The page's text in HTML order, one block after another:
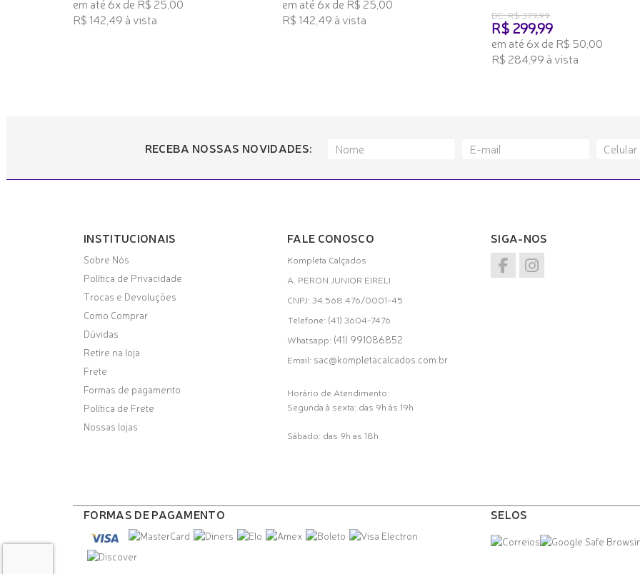
em até 6x de R$ 25,00
R$ 142,49 à vista
em até 6x de R$ 25,00
R$ 142,49 à vista
DE: R$ 379,99
R$ 299,99
em até 6x de R$ 50,00
R$ 284,99 à vista
RECEBA NOSSAS NOVIDADES:
INSTITUCIONAIS
Sobre Nós
Política de Privacidade
Trocas e Devoluções
Como Comprar
Dúvidas
Retire na loja
Frete
Formas de pagamento
Política de Frete
Nossas lojas
FALE CONOSCO
Kompleta Calçados
A. PERON JUNIOR EIRELI
CNPJ: 34.568.476/0001-45
Telefone: (41) 3604-7476
Whatsapp: (41) 991086852
Email: sac@kompletacalcados.com.br
Horário de Atendimento:
Segunda à sexta: das 9h às 19h
Sábado: das 9h as 18h
SIGA-NOS
FORMAS DE PAGAMENTO SELOS